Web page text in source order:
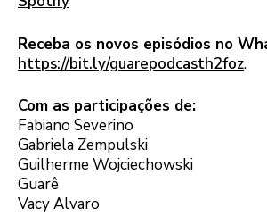
Receba os novos episódios no
https://bit.ly/guarepodcasth2foz.
Com as participações de:
Fabiano Severino
Gabriela Zempulski
Guilherme Wojciechowski
Guarê
Vacy Alvaro